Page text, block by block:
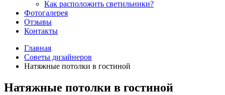
Как расположить светильники?
Фотогалерея
Отзывы
Контакты
Главная
Советы дизайнеров
Натяжные потолки в гостиной
Натяжные потолки в гостиной